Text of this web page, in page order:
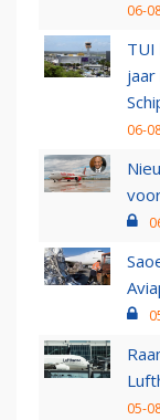
06-
TUI
06-
05-